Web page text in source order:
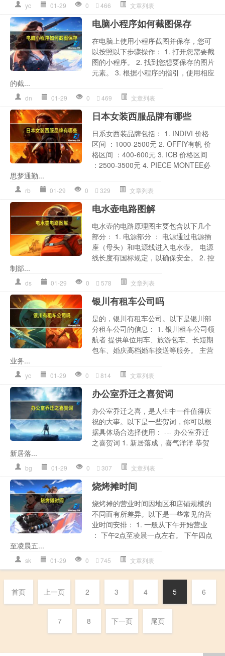
yc 01-29 0 466 文章列表
电脑小程序如何截图保存
在电脑上使用小程序截图并保存，您可
以按照以下步骤操作： 1. 打开您需要截
图的小程序。 2. 找到您想要保存的图片
元素。 3. 根据小程序的指引，使用相应
的截...
dn 01-29 0 469 文章列表
日本女装西服品牌有哪些
日系女西装品牌包括： 1. INDIVI 价格
区间 ：1000-2500元 2. OFFIY有帆 价
格区间 ：400-600元 3. ICB 价格区间
：2500-3500元 4. PIECE MONTEE必
思梦通勤...
rb 01-29 0 329 文章列表
电水壶电路图解
电水壶的电路原理图主要包含以下几个
部分： 1. 电源部分 ： 电源通过电源插
座（母头）和电源线进入电水壶。 电源
线长度有国标规定，以确保安全。 2. 控
制部...
ds 01-29 0 578 文章列表
银川有租车公司吗
是的，银川有租车公司。以下是银川部
分租车公司的信息： 1. 银川租车公司领
航者 提供单位用车、旅游包车、长短期
包车、婚庆高档婚车接送等服务。 主营
业务...
yc 01-29 0 814 文章列表
办公室乔迁之喜贺词
办公室乔迁之喜，是人生中一件值得庆
祝的大事。以下是一些贺词，你可以根
据具体场合选择使用： --- 办公室乔迁
之喜贺词 1. 新居落成，喜气洋洋 恭贺
新居落...
bg 01-29 0 307 文章列表
烧烤摊时间
烧烤摊的营业时间因地区和店铺规模的
不同而有所差异。以下是一些常见的营
业时间安排： 1. 一般从下午开始营业
： 下午2点至凌晨一点左右。 下午四点
至凌晨五...
sk 01-29 0 745 文章列表
首页 上一页 2 3 4 5 6
7 8 下一页 尾页